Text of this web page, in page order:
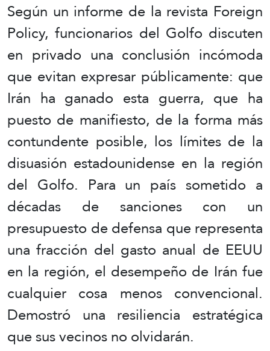
Según un informe de la revista Foreign
Policy, funcionarios del Golfo discuten
en privado una conclusión incómoda
que evitan expresar públicamente: que
Irán ha ganado esta guerra, que ha
puesto de manifiesto, de la forma más
contundente posible, los límites de la
disuasión estadounidense en la región
del Golfo. Para un país sometido a
décadas de sanciones con un
presupuesto de defensa que representa
una fracción del gasto anual de EEUU
en la región, el desempeño de Irán fue
cualquier cosa menos convencional.
Demostró una resiliencia estratégica
que sus vecinos no olvidarán.